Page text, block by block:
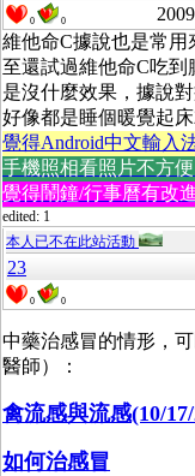
0 0
維他命C據說也是常
至還試過維他命C吃到
是沒什麼效果，據說
好像都是睡個暖覺起床
覺得Android中文輸入
手機照相看照片不方
覺得鬧鐘/行事曆有改
edited: 1
本人已不在此站活動
23
0 0
中藥治感冒的情形，
醫師）：
禽流感與流感(10/
如何治感冒